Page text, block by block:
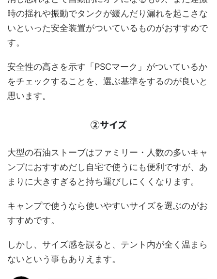
時の揺れや振動でタンクが緩んだり漏れを起こさな
いといった安全装置がついているものがおすすめで
す。
安全性の高さを示す「PSCマーク」がついているか
をチェックすることを、選ぶ基準をするのが良いと
思います。
②サイズ
大型の石油ストーブはファミリー・人数の多いキャ
ンプにおすすめだし自宅で使うにも便利ですが、あ
まりに大きすぎると持ち運びしにくくなります。
キャンプで使うなら使いやすいサイズを選ぶのがお
すすめです。
しかし、サイズ感を誤ると、テント内が全く温まら
ないという事もありえます。